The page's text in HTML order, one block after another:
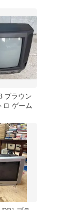
ブラウン
ロ ゲーム